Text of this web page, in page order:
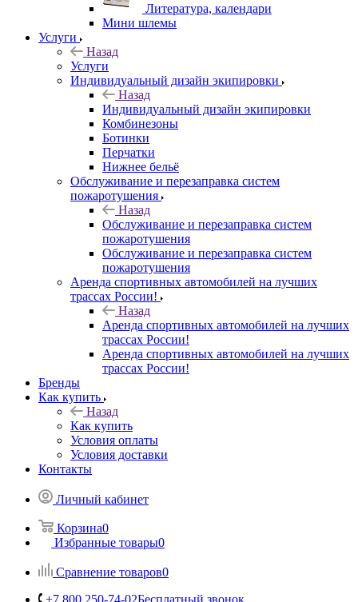
Литература, календари
Мини шлемы
Услуги
Назад
Услуги
Индивидуальный дизайн экипировки
Назад
Индивидуальный дизайн экипировки
Комбинезоны
Ботинки
Перчатки
Нижнее бельё
Обслуживание и перезаправка систем
пожаротушения
Назад
Обслуживание и перезаправка систем
пожаротушения
Обслуживание и перезаправка систем
пожаротушения
Аренда спортивных автомобилей на лучших
трассах России!
Назад
Аренда спортивных автомобилей на лучших
трассах России!
Аренда спортивных автомобилей на лучших
трассах России!
Бренды
Как купить
Назад
Как купить
Условия оплаты
Условия доставки
Контакты
Личный кабинет
Корзина0
Избранные товары0
Сравнение товаров0
+7 800 250-74-02Бесплатный звонок